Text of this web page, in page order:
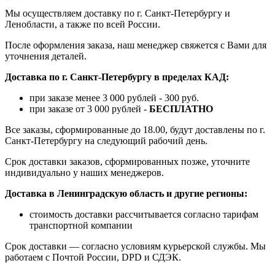
Мы осуществляем доставку по г. Санкт-Петербургу и
Ленобласти, а также по всей России.
После оформления заказа, наш менеджер свяжется с Вами для
уточнения деталей.
Доставка по г. Санкт-Петербургу в пределах КАД:
при заказе менее 3 000 рублей - 300 руб.
при заказе от 3 000 рублей - БЕСПЛАТНО
Все заказы, сформированные до 18.00, будут доставлены по г.
Санкт-Петербургу на следующий рабочий день.
Срок доставки заказов, сформированных позже, уточните
индивидуально у наших менеджеров.
Доставка в Ленинградскую область и другие регионы:
стоимость доставки рассчитывается согласно тарифам
транспортной компании
Срок доставки — согласно условиям курьерской службы. Мы
работаем с Почтой России, DPD и СДЭК.